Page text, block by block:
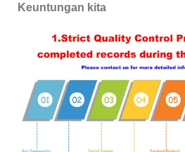
Keuntungan kita